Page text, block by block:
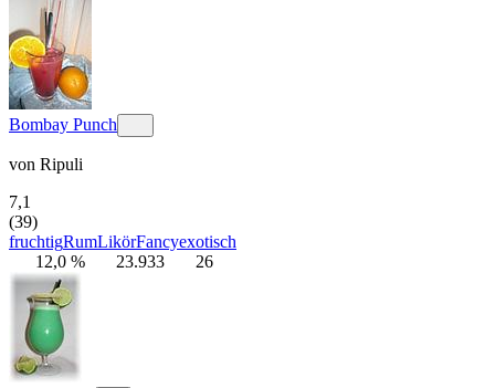
Bombay Punch
von Ripuli
7,1
(39)
fruchtigRumLikörFancyexotisch
12,0 %
23.933 26